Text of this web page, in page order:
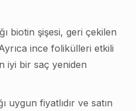
biotin şişesi, geri çekilen
ince folikülleri etkili
iyi bir saç yeniden
uygun fiyatlıdır ve satın